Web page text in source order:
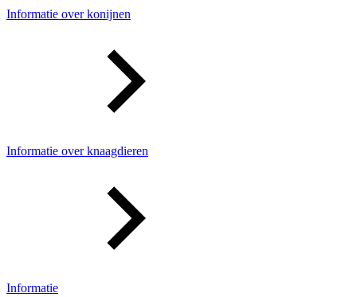
Informatie over konijnen
Informatie over knaagdieren
Informatie